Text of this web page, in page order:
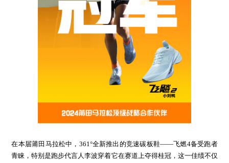
在本届莆田马拉松中，361°全新推出的竞速碳板鞋——飞燃4备受跑者
青睐，特别是跑步代言人李波穿着它在赛道上夺得桂冠，这一佳绩不仅